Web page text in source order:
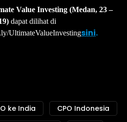
Value Investing (Medan, 23 –
dapat dilihat di
UltimateValueInvestingsini.
ke India
CPO Indonesia